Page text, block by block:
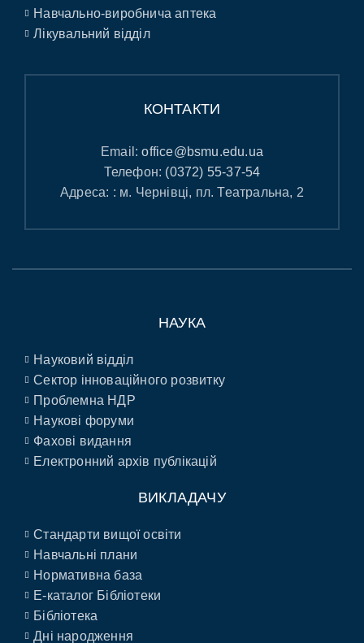
Навчально-виробнича аптека
Лікувальний відділ
КОНТАКТИ
Email:office@bsmu.edu.ua
Телефон: (0372) 55-37-54
Адреса: : м. Чернівці, пл. Театральна, 2
НАУКА
Науковий відділ
Сектор інноваційного розвитку
Проблемна НДР
Наукові форуми
Фахові видання
Електронний архів публікацій
ВИКЛАДАЧУ
Стандарти вищої освіти
Навчальні плани
Нормативна база
E-каталог Бібліотеки
Бібліотека
Дні народження